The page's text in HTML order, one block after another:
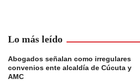
Lo más leído
Abogados señalan como irregulares
convenios ente alcaldía de Cúcuta y
AMC